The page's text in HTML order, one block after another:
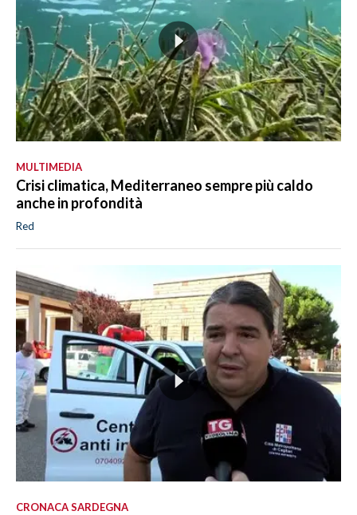
MULTIMEDIA
Crisi climatica, Mediterraneo sempre più caldo
anche in profondità
Red
CRONACA SARDEGNA